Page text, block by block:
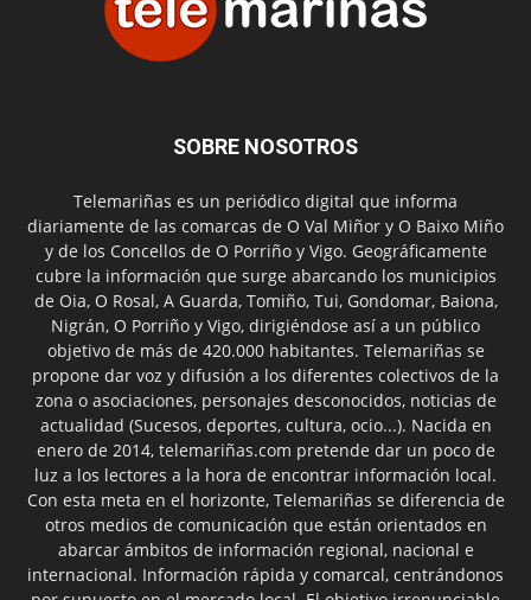
SOBRE NOSOTROS
Telemariñas es un periódico digital que informa
diariamente de las comarcas de O Val Miñor y O Baixo Miño
y de los Concellos de O Porriño y Vigo. Geográficamente
cubre la información que surge abarcando los municipios
de Oia, O Rosal, A Guarda, Tomiño, Tui, Gondomar, Baiona,
Nigrán, O Porriño y Vigo, dirigiéndose así a un público
objetivo de más de 420.000 habitantes. Telemariñas se
propone dar voz y difusión a los diferentes colectivos de la
zona o asociaciones, personajes desconocidos, noticias de
actualidad (Sucesos, deportes, cultura, ocio...). Nacida en
enero de 2014, telemariñas.com pretende dar un poco de
luz a los lectores a la hora de encontrar información local.
Con esta meta en el horizonte, Telemariñas se diferencia de
otros medios de comunicación que están orientados en
abarcar ámbitos de información regional, nacional e
internacional. Información rápida y comarcal, centrándonos